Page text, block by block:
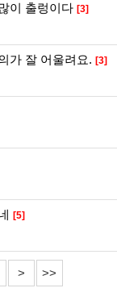
이 출렁이다 [3]
가 잘 어울려요. [3]
[5]
> >>